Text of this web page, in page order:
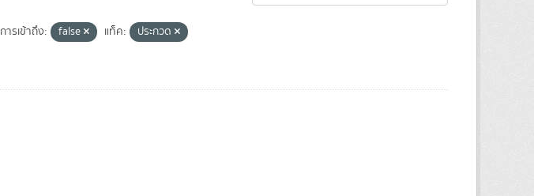
การเข้าถึง: false แท็ค:
ประกวด